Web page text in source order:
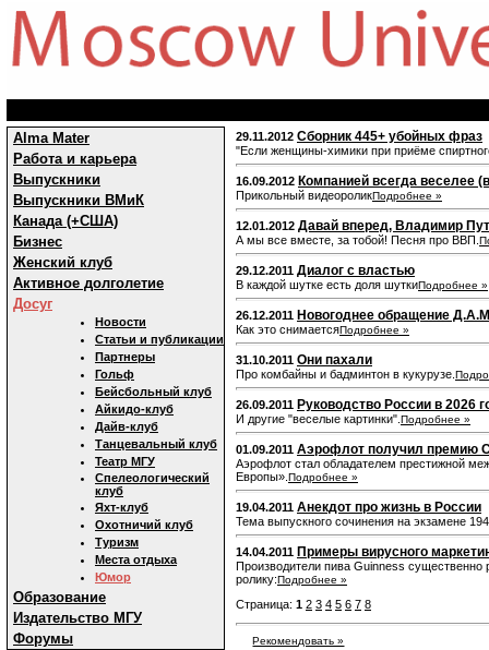
Alma Mater
Работа и карьера
Выпускники
Выпускники ВМиК
Канада (+США)
Бизнес
Женский клуб
Активное долголетие
Досуг
Новости
Статьи и публикации
Партнеры
Гольф
Бейсбольный клуб
Айкидо-клуб
Дайв-клуб
Танцевальный клуб
Театр МГУ
Спелеологический
клуб
Яхт-клуб
Охотничий клуб
Туризм
Места отдыха
Юмор
Образование
Издательство МГУ
Форумы
29.11.2012 Сборник 445+ убойных фраз
"Если женщины-химики при приёме
16.09.2012 Компанией всегда веселее
Прикольный видеороликПодробнее »
12.01.2012 Давай вперед, Владимир
А мы все вместе, за тобой! Песня про ВВП.
29.12.2011 Диалог с властью
В каждой шутке есть доля шуткиПодробнее »
26.12.2011 Новогоднее обращение
Как это снимаетсяПодробнее »
31.10.2011 Они пахали
Про комбайны и бадминтон в кукурузе.
26.09.2011 Руководство России в 2026
И другие "веселые картинки". Подробнее »
01.09.2011 Аэрофлот получил премию
Аэрофлот стал обладателем престижной
Европы». Подробнее »
19.04.2011 Анекдот про жизнь в России
Тема выпускного сочинения на экзамене
14.04.2011 Примеры вирусного
Производители пива Guinness
ролику:Подробнее »
Страница: 1 2 3 4 5 6 7 8
Рекомендовать »